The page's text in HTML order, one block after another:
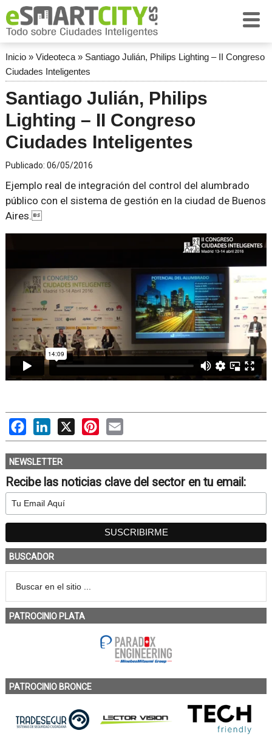
Inicio» Videoteca» Santiago Julián, Philips Lighting – II Congreso
Ciudades Inteligentes
Santiago Julián, Philips
Lighting – II Congreso
Ciudades Inteligentes
Publicado: 06/05/2016
Ejemplo real de integración del control del alumbrado
público con el sistema de gestión en la ciudad de Buenos
Aires.
FacebookLinkedIn
X PinterestEmail
NEWSLETTER
Recibe las noticias clave del sector en tu email:
BUSCADOR
PATROCINIO PLATA
PATROCINIO BRONCE